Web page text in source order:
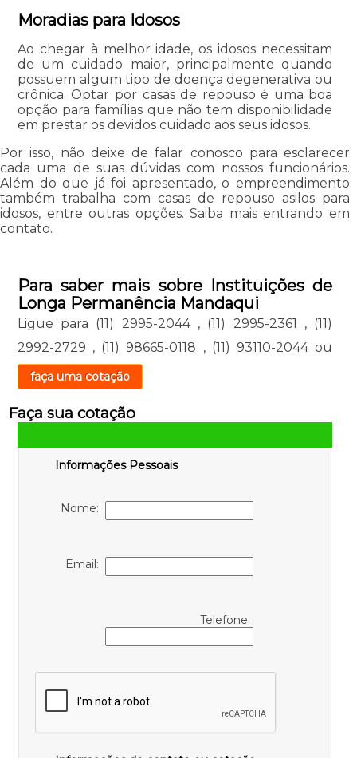
Moradias para Idosos
Ao chegar à melhor idade, os idosos necessitam
de um cuidado maior, principalmente quando
possuem algum tipo de doença degenerativa ou
crônica. Optar por casas de repouso é uma boa
opção para famílias que não tem disponibilidade
em prestar os devidos cuidado aos seus idosos.
Por isso, não deixe de falar conosco para esclarecer
cada uma de suas dúvidas com nossos funcionários.
Além do que já foi apresentado, o empreendimento
também trabalha com casas de repouso asilos para
idosos, entre outras opções. Saiba mais entrando em
contato.
Para saber mais sobre Instituições de
Longa Permanência Mandaqui
Ligue para (11) 2995-2044 , (11) 2995-2361 , (11)
2992-2729 , (11) 98665-0118 , (11) 93110-2044 ou
faça uma cotação
Faça sua cotação
Informações Pessoais
Nome:
Email:
Telefone: